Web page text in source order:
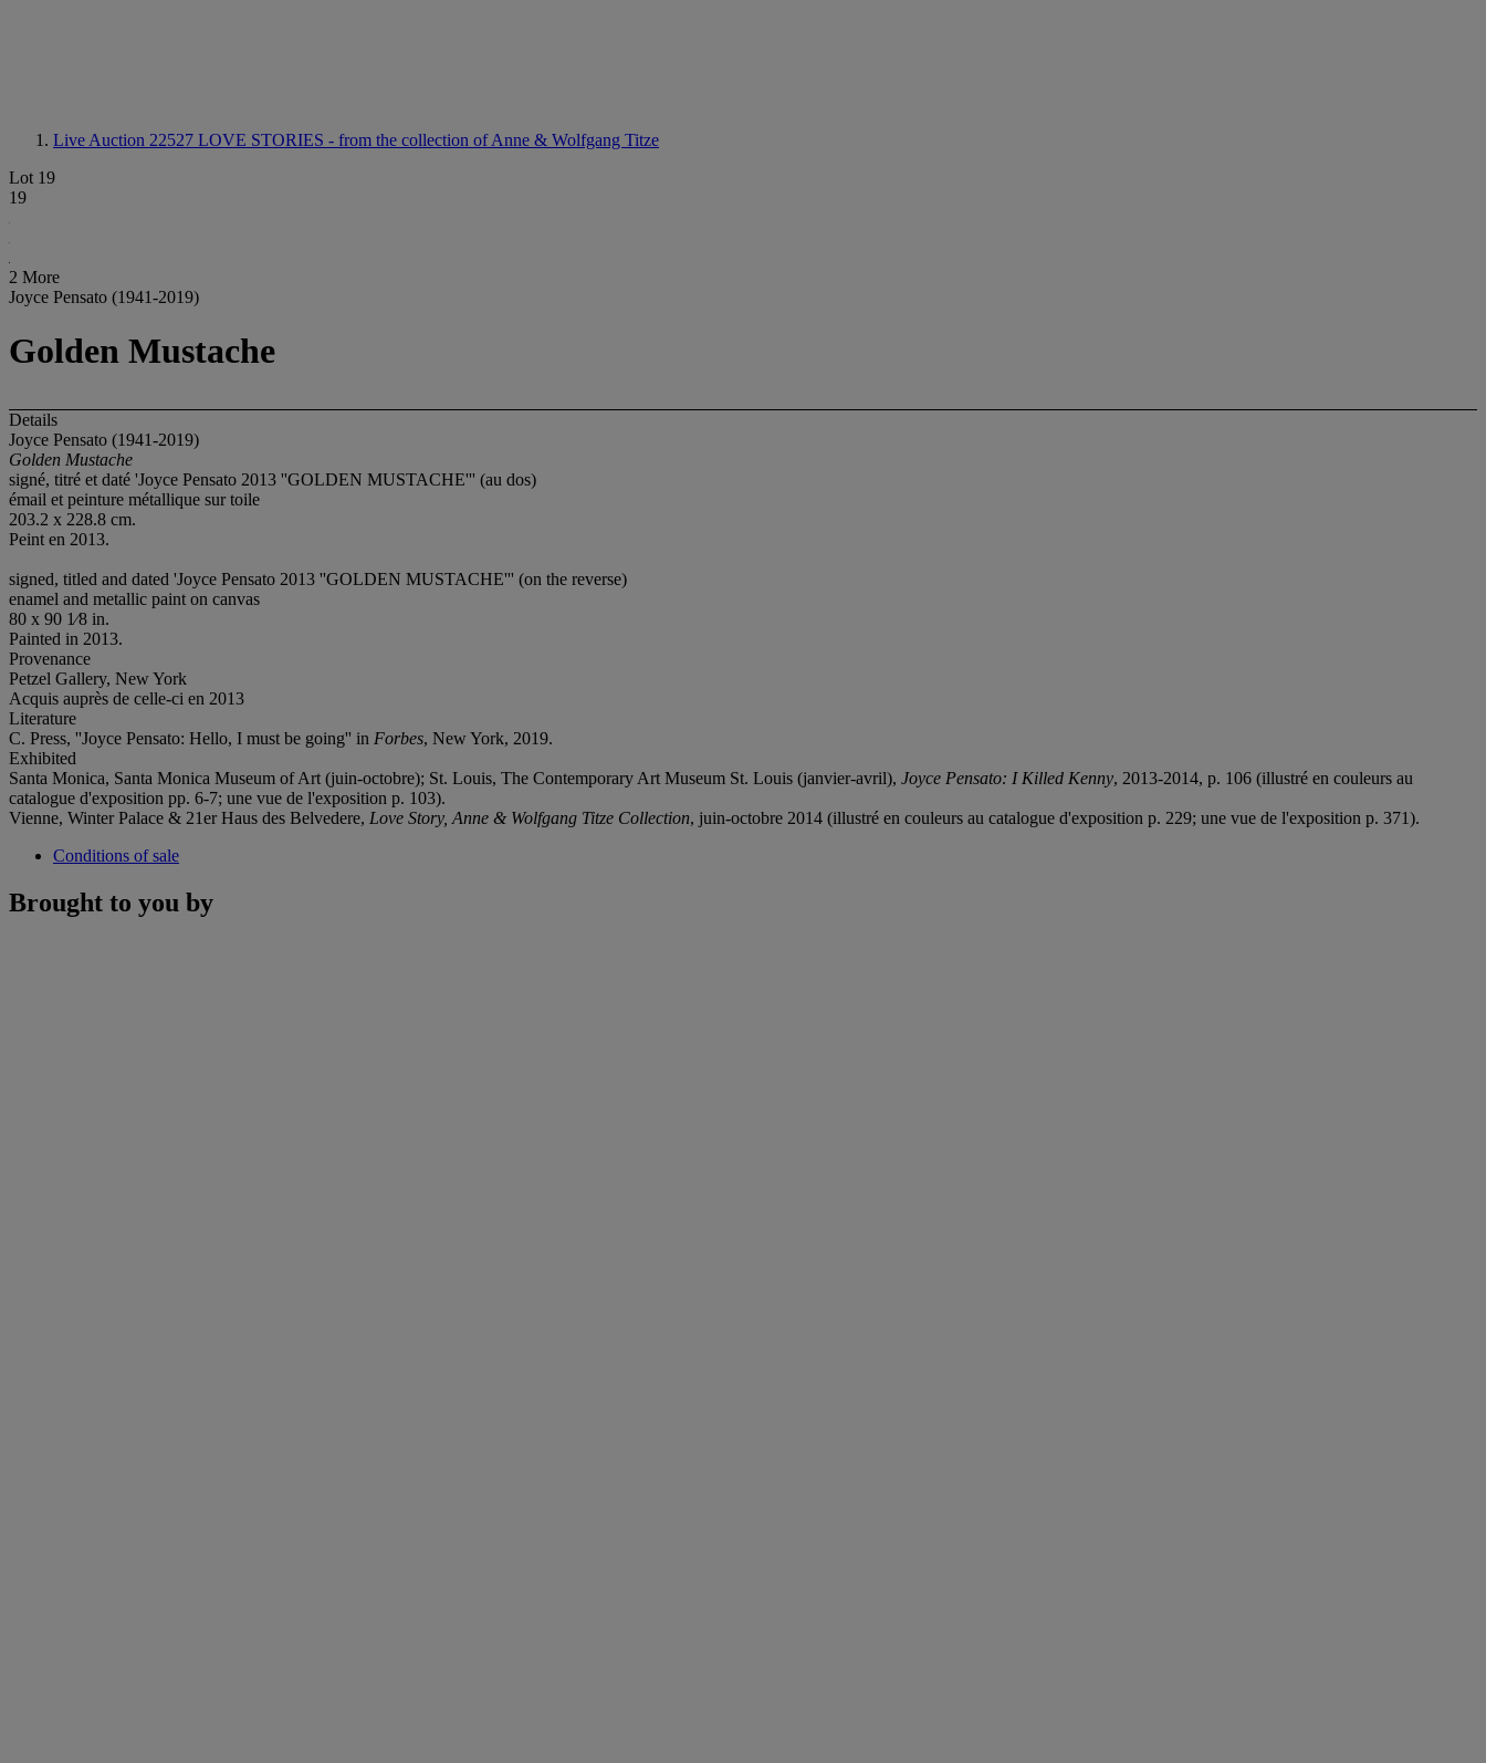
Live Auction 22527 LOVE STORIES - from the collection of Anne & Wolfgang Titze
Lot 19
19
2 More
Joyce Pensato (1941-2019)
Golden Mustache
Details
Joyce Pensato (1941-2019)
Golden Mustache
signé, titré et daté 'Joyce Pensato 2013 ''GOLDEN MUSTACHE''' (au dos)
émail et peinture métallique sur toile
203.2 x 228.8 cm.
Peint en 2013.
signed, titled and dated 'Joyce Pensato 2013 ''GOLDEN MUSTACHE''' (on the reverse)
enamel and metallic paint on canvas
80 x 90 1⁄8 in.
Painted in 2013.
Provenance
Petzel Gallery, New York
Acquis auprès de celle-ci en 2013
Literature
C. Press, ''Joyce Pensato: Hello, I must be going'' in Forbes, New York, 2019.
Exhibited
Santa Monica, Santa Monica Museum of Art (juin-octobre); St. Louis, The Contemporary Art Museum St. Louis (janvier-avril), Joyce Pensato: I Killed Kenny, 2013-2014, p. 106 (illustré en couleurs au
catalogue d'exposition pp. 6-7; une vue de l'exposition p. 103).
Vienne, Winter Palace & 21er Haus des Belvedere, Love Story, Anne & Wolfgang Titze Collection, juin-octobre 2014 (illustré en couleurs au catalogue d'exposition p. 229; une vue de l'exposition p. 371).
Conditions of sale
Brought to you by